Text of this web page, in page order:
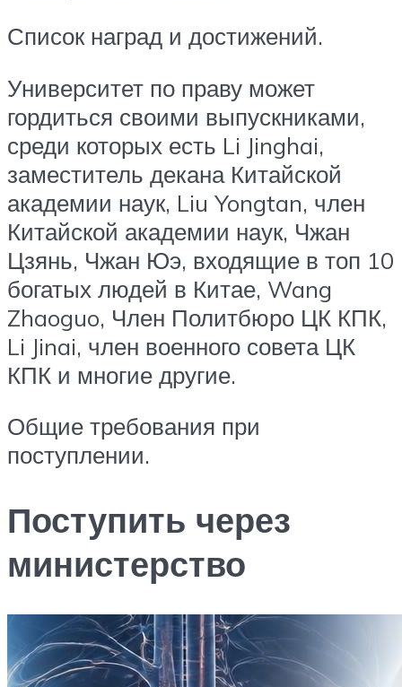
Список наград и достижений.
Университет по праву может
гордиться своими выпускниками,
среди которых есть Li Jinghai,
заместитель декана Китайской
академии наук, Liu Yongtan, член
Китайской академии наук, Чжан
Цзянь, Чжан Юэ, входящие в топ 10
богатых людей в Китае, Wang
Zhaoguo, Член Политбюро ЦК КПК,
Li Jinai, член военного совета ЦК
КПК и многие другие.
Общие требования при
поступлении.
Поступить через
министерство